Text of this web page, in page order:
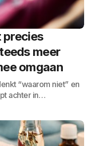
precies
meer
omgaan
“waarom niet” en
achter in…